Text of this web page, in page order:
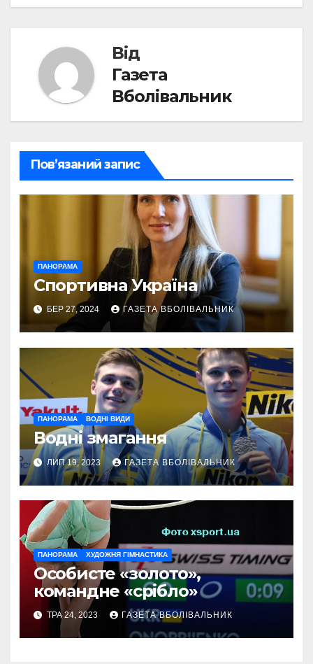
Від
Газета
Вболівальник
Пов’язаний запис
ПАНОРАМА
Спортивна Україна
БЕР 27, 2024 ГАЗЕТА ВБОЛІВАЛЬНИК
ПАНОРАМА ВОДНІ ВИДИ
Водні змагання
ЛИП 19, 2023 ГАЗЕТА ВБОЛІВАЛЬНИК
ПАНОРАМА ХУДОЖНЯ ГІМНАСТИКА
Особисте «золото»,
командне «срібло»
ТРА 24, 2023 ГАЗЕТА ВБОЛІВАЛЬНИК